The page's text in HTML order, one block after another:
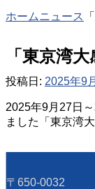
ホームニュース
「東京湾
投稿日: 2025年9
2025年9月27日
ました「東京湾
〒650-0032